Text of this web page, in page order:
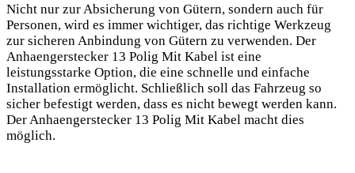
Nicht nur zur Absicherung von Gütern, sondern auch für
Personen, wird es immer wichtiger, das richtige Werkzeug
zur sicheren Anbindung von Gütern zu verwenden. Der
Anhaengerstecker 13 Polig Mit Kabel ist eine
leistungsstarke Option, die eine schnelle und einfache
Installation ermöglicht. Schließlich soll das Fahrzeug so
sicher befestigt werden, dass es nicht bewegt werden kann.
Der Anhaengerstecker 13 Polig Mit Kabel macht dies
möglich.